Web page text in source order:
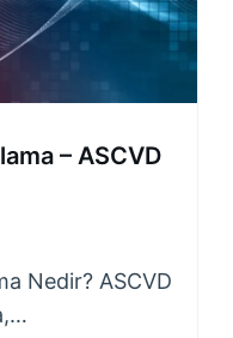
– ASCVD
Nedir? ASCVD